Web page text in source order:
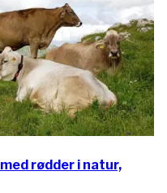
rødder i natur,